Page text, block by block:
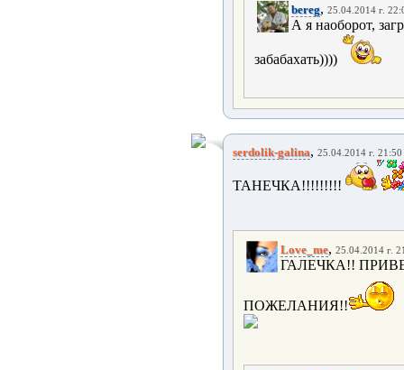
bereg, 25.04.2014 г.
А я наоборот,
забабахать))))
serdolik-galina, 25.04.2014 г. 21:50
ТАНЕЧКА!!!!!!!!!
Love_me, 25.04.2014 г.
ГАЛЕЧКА!!
ПОЖЕЛАНИЯ!!